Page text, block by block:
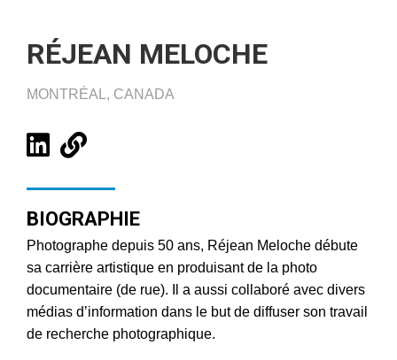
RÉJEAN MELOCHE
MONTRÉAL, CANADA
BIOGRAPHIE
Photographe depuis 50 ans, Réjean Meloche débute
sa carrière artistique en produisant de la photo
documentaire (de rue). Il a aussi collaboré avec divers
médias d’information dans le but de diffuser son travail
de recherche photographique.